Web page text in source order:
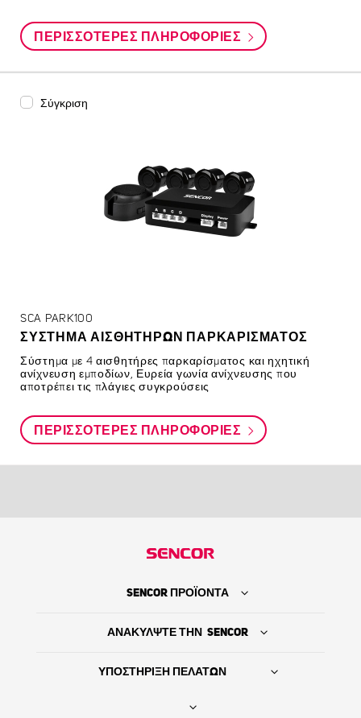
ΠΕΡΙΣΣΌΤΕΡΕΣ ΠΛΗΡΟΦΟΡΊΕΣ
Σύγκριση
SCA PARK100
ΣΎΣΤΗΜΑ ΑΙΣΘΗΤΉΡΩΝ ΠΑΡΚΑΡΊΣΜΑΤΟΣ
Σύστημα με 4 αισθητήρες παρκαρίσματος και ηχητική
ανίχνευση εμποδίων, Ευρεία γωνία ανίχνευσης που
αποτρέπει τις πλάγιες συγκρούσεις
ΠΕΡΙΣΣΌΤΕΡΕΣ ΠΛΗΡΟΦΟΡΊΕΣ
SENCOR ΠΡΟΪΟΝΤΑ
ΑΝΑΚΥΛΨΤΕ ΤΗΝ SENCOR
ΥΠΟΣΤΗΡΙΞΗ ΠΕΛΑΤΩΝ